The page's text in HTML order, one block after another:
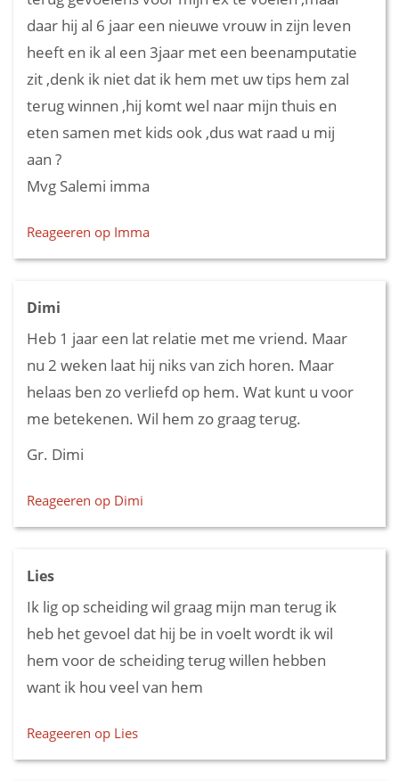
daar hij al 6 jaar een nieuwe vrouw in zijn leven
heeft en ik al een 3jaar met een beenamputatie
zit ,denk ik niet dat ik hem met uw tips hem zal
terug winnen ,hij komt wel naar mijn thuis en
eten samen met kids ook ,dus wat raad u mij
aan ?
Mvg Salemi imma
Reageeren op Imma
Dimi
Heb 1 jaar een lat relatie met me vriend. Maar
nu 2 weken laat hij niks van zich horen. Maar
helaas ben zo verliefd op hem. Wat kunt u voor
me betekenen. Wil hem zo graag terug.
Gr. Dimi
Reageeren op Dimi
Lies
Ik lig op scheiding wil graag mijn man terug ik
heb het gevoel dat hij be in voelt wordt ik wil
hem voor de scheiding terug willen hebben
want ik hou veel van hem
Reageeren op Lies